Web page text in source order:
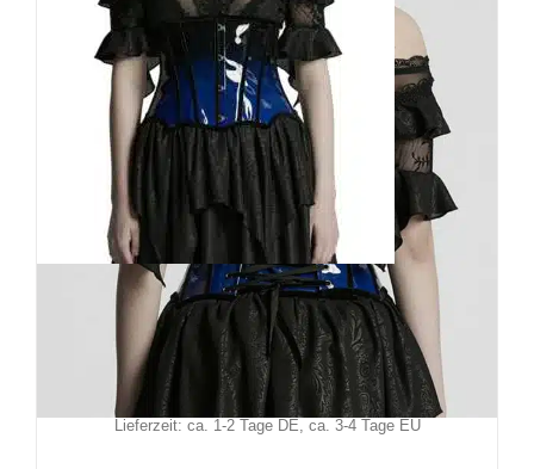
Punk Rave Korsett Daredoll
109,90€
Inkl. MwSt.
zzgl.
Versand
Lieferzeit: ca. 1-2 Tage DE, ca. 3-4 Tage EU